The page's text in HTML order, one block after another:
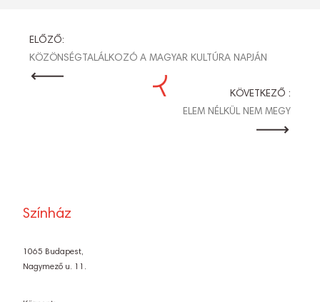
BEJEGYZÉS
NAVIGÁCIÓ
ELŐZŐ:
KÖZÖNSÉGTALÁLKOZÓ A MAGYAR KULTÚRA NAPJÁN
KÖVETKEZŐ :
ELEM NÉLKÜL NEM MEGY
Színház
1065 Budapest,
Nagymező u. 11.